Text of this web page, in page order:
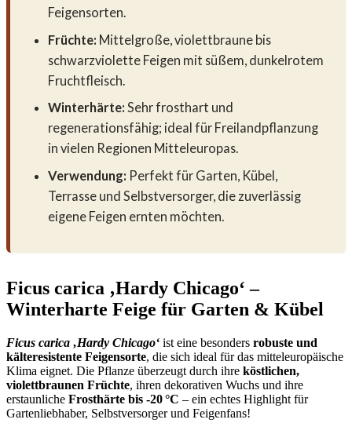
Feigensorten.
Früchte: Mittelgroße, violettbraune bis
schwarzviolette Feigen mit süßem, dunkelrotem
Fruchtfleisch.
Winterhärte: Sehr frosthart und
regenerationsfähig; ideal für Freilandpflanzung
in vielen Regionen Mitteleuropas.
Verwendung: Perfekt für Garten, Kübel,
Terrasse und Selbstversorger, die zuverlässig
eigene Feigen ernten möchten.
Ficus carica ‚Hardy Chicago‘ –
Winterharte Feige für Garten & Kübel
Ficus carica ‚Hardy Chicago‘ ist eine besonders robuste und
kälteresistente Feigensorte, die sich ideal für das mitteleuropäische
Klima eignet. Die Pflanze überzeugt durch ihre köstlichen,
violettbraunen Früchte, ihren dekorativen Wuchs und ihre
erstaunliche Frosthärte bis -20 °C – ein echtes Highlight für
Gartenliebhaber, Selbstversorger und Feigenfans!